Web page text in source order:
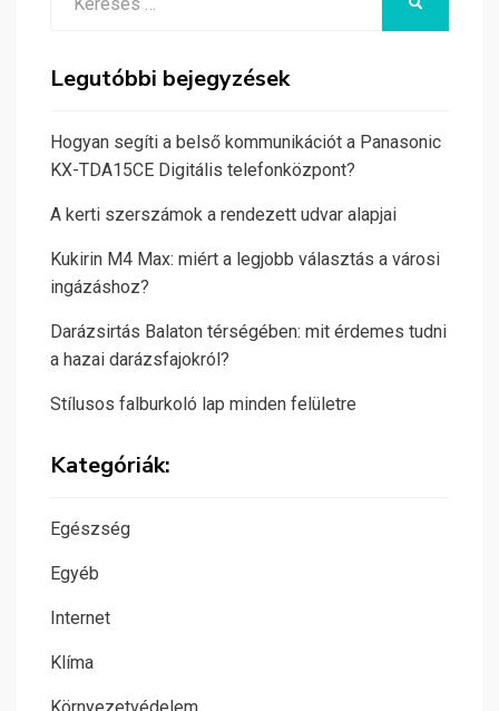
Legutóbbi bejegyzések
Hogyan segíti a belső kommunikációt a Panasonic
KX-TDA15CE Digitális telefonközpont?
A kerti szerszámok a rendezett udvar alapjai
Kukirin M4 Max: miért a legjobb választás a városi
ingázáshoz?
Darázsirtás Balaton térségében: mit érdemes tudni
a hazai darázsfajokról?
Stílusos falburkoló lap minden felületre
Kategóriák:
Egészség
Egyéb
Internet
Klíma